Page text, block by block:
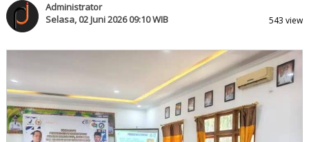
Administrator
Selasa, 02 Juni 2026 09:10 WIB
543 view